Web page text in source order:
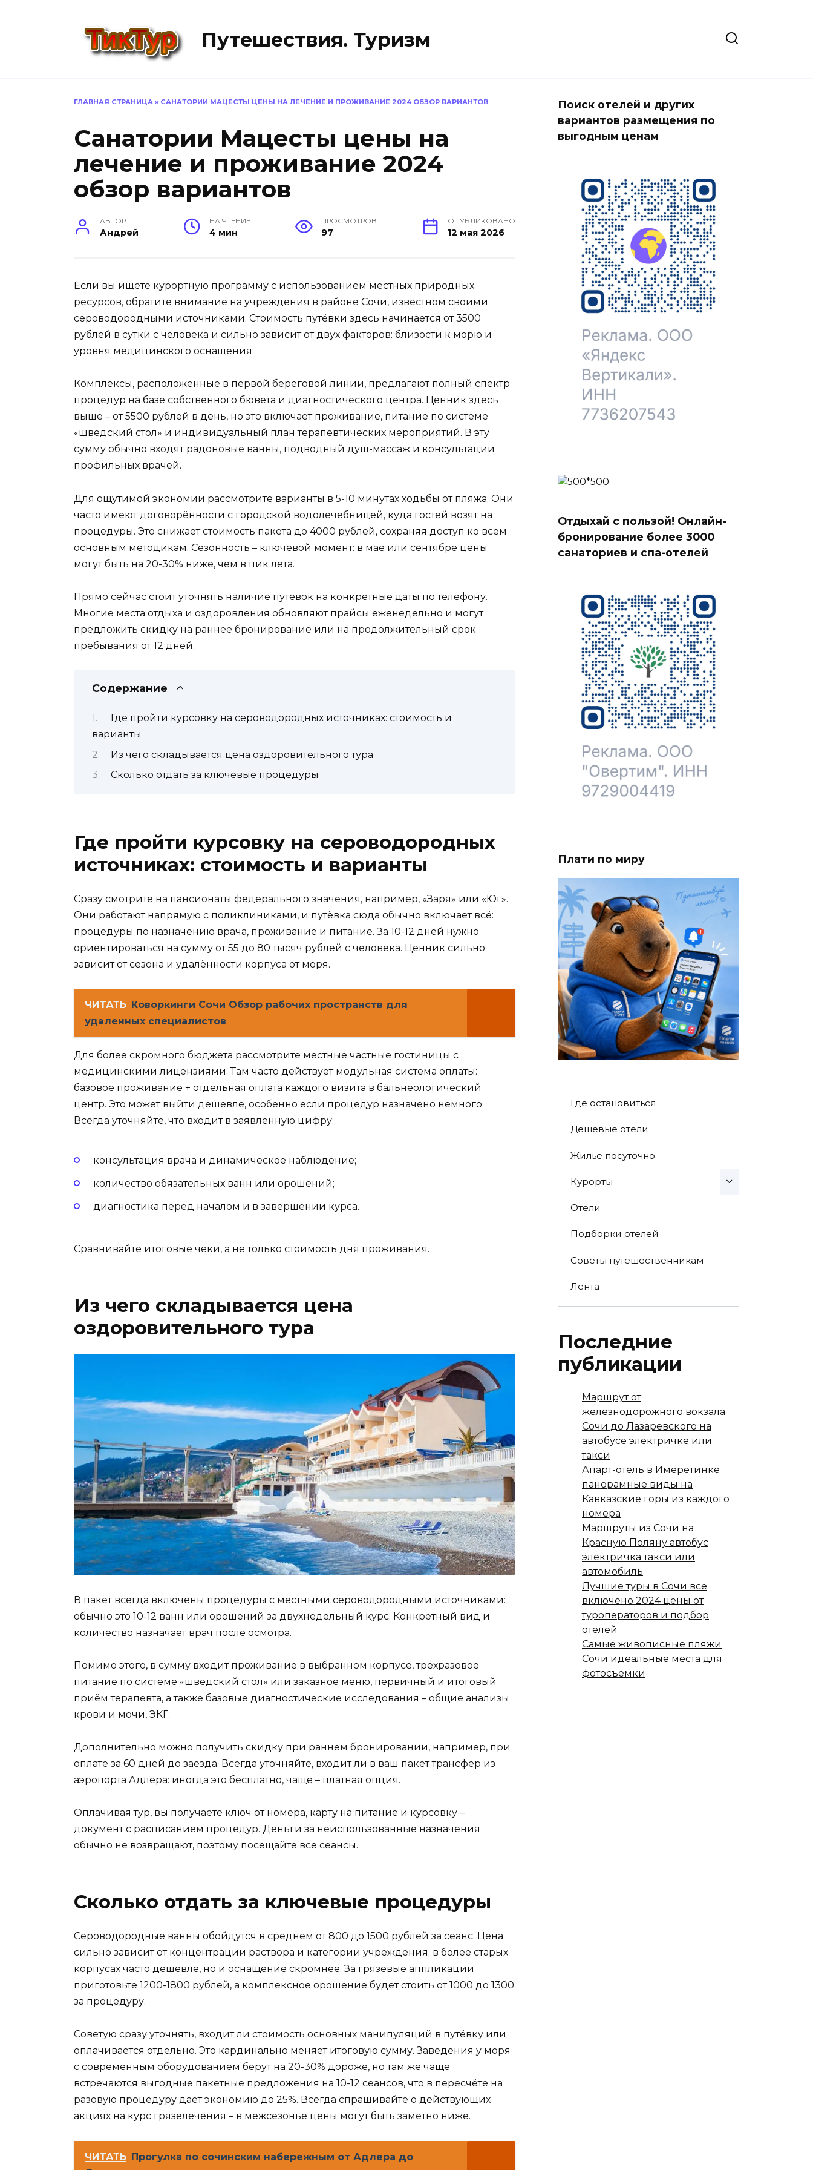
Путешествия. Туризм
ГЛАВНАЯ СТРАНИЦА » САНАТОРИИ МАЦЕСТЫ ЦЕНЫ НА ЛЕЧЕНИЕ И ПРОЖИВАНИЕ 2024 ОБЗОР ВАРИАНТОВ
Санатории Мацесты цены на
лечение и проживание 2024
обзор вариантов
АВТОР
Андрей
НА ЧТЕНИЕ
4 мин
ПРОСМОТРОВ
97
ОПУБЛИКОВАНО
12 мая 2026
Если вы ищете курортную программу с использованием местных природных
ресурсов, обратите внимание на учреждения в районе Сочи, известном своими
сероводородными источниками. Стоимость путёвки здесь начинается от 3500
рублей в сутки с человека и сильно зависит от двух факторов: близости к морю и
уровня медицинского оснащения.
Комплексы, расположенные в первой береговой линии, предлагают полный спектр
процедур на базе собственного бювета и диагностического центра. Ценник здесь
выше – от 5500 рублей в день, но это включает проживание, питание по системе
«шведский стол» и индивидуальный план терапевтических мероприятий. В эту
сумму обычно входят радоновые ванны, подводный душ-массаж и консультации
профильных врачей.
Для ощутимой экономии рассмотрите варианты в 5-10 минутах ходьбы от пляжа. Они
часто имеют договорённости с городской водолечебницей, куда гостей возят на
процедуры. Это снижает стоимость пакета до 4000 рублей, сохраняя доступ ко всем
основным методикам. Сезонность – ключевой момент: в мае или сентябре цены
могут быть на 20-30% ниже, чем в пик лета.
Прямо сейчас стоит уточнять наличие путёвок на конкретные даты по телефону.
Многие места отдыха и оздоровления обновляют прайсы еженедельно и могут
предложить скидку на раннее бронирование или на продолжительный срок
пребывания от 12 дней.
Содержание
Где пройти курсовку на сероводородных источниках: стоимость и
варианты
Из чего складывается цена оздоровительного тура
Сколько отдать за ключевые процедуры
Где пройти курсовку на сероводородных
источниках: стоимость и варианты
Сразу смотрите на пансионаты федерального значения, например, «Заря» или «Юг».
Они работают напрямую с поликлиниками, и путёвка сюда обычно включает всё:
процедуры по назначению врача, проживание и питание. За 10-12 дней нужно
ориентироваться на сумму от 55 до 80 тысяч рублей с человека. Ценник сильно
зависит от сезона и удалённости корпуса от моря.
ЧИТАТЬ Коворкинги Сочи Обзор рабочих пространств для
удаленных специалистов
Для более скромного бюджета рассмотрите местные частные гостиницы с
медицинскими лицензиями. Там часто действует модульная система оплаты:
базовое проживание + отдельная оплата каждого визита в бальнеологический
центр. Это может выйти дешевле, особенно если процедур назначено немного.
Всегда уточняйте, что входит в заявленную цифру:
консультация врача и динамическое наблюдение;
количество обязательных ванн или орошений;
диагностика перед началом и в завершении курса.
Сравнивайте итоговые чеки, а не только стоимость дня проживания.
Из чего складывается цена
оздоровительного тура
В пакет всегда включены процедуры с местными сероводородными источниками:
обычно это 10-12 ванн или орошений за двухнедельный курс. Конкретный вид и
количество назначает врач после осмотра.
Помимо этого, в сумму входит проживание в выбранном корпусе, трёхразовое
питание по системе «шведский стол» или заказное меню, первичный и итоговый
приём терапевта, а также базовые диагностические исследования – общие анализы
крови и мочи, ЭКГ.
Дополнительно можно получить скидку при раннем бронировании, например, при
оплате за 60 дней до заезда. Всегда уточняйте, входит ли в ваш пакет трансфер из
аэропорта Адлера: иногда это бесплатно, чаще – платная опция.
Оплачивая тур, вы получаете ключ от номера, карту на питание и курсовку –
документ с расписанием процедур. Деньги за неиспользованные назначения
обычно не возвращают, поэтому посещайте все сеансы.
Сколько отдать за ключевые процедуры
Сероводородные ванны обойдутся в среднем от 800 до 1500 рублей за сеанс. Цена
сильно зависит от концентрации раствора и категории учреждения: в более старых
корпусах часто дешевле, но и оснащение скромнее. За грязевые аппликации
приготовьте 1200-1800 рублей, а комплексное орошение будет стоить от 1000 до 1300
за процедуру.
Советую сразу уточнять, входит ли стоимость основных манипуляций в путёвку или
оплачивается отдельно. Это кардинально меняет итоговую сумму. Заведения у моря
с современным оборудованием берут на 20-30% дороже, но там же чаще
встречаются выгодные пакетные предложения на 10-12 сеансов, что в пересчёте на
разовую процедуру даёт экономию до 25%. Всегда спрашивайте о действующих
акциях на курс грязелечения – в межсезонье цены могут быть заметно ниже.
ЧИТАТЬ Прогулка по сочинским набережным от Адлера до
Поиск отелей и других
вариантов размещения по
выгодным ценам
Отдыхай с пользой! Онлайн-
бронирование более 3000
санаториев и спа-отелей
Плати по миру
Где остановиться
Дешевые отели
Жилье посуточно
Курорты
Отели
Подборки отелей
Советы путешественникам
Лента
Последние
публикации
Маршрут от
железнодорожного вокзала
Сочи до Лазаревского на
автобусе электричке или
такси
Апарт-отель в Имеретинке
панорамные виды на
Кавказские горы из каждого
номера
Маршруты из Сочи на
Красную Поляну автобус
электричка такси или
автомобиль
Лучшие туры в Сочи все
включено 2024 цены от
туроператоров и подбор
отелей
Самые живописные пляжи
Сочи идеальные места для
фотосъемки